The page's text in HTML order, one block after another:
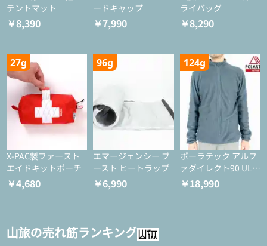
テントマット
￥8,390
ードキャップ
￥7,990
ライバッグ
￥8,290
27g
X-PAC製ファースト
エイドキットポーチ
￥4,680
96g
エマージェンシー ブ
ースト ヒートラップ
￥6,990
124g
ポーラテック アルフ
ァダイレクト90 ULジ
ャケット
￥18,990
山旅の売れ筋ランキング